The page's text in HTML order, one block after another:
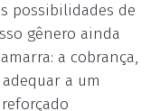
possibilidades de
gênero ainda
a cobrança,
a um